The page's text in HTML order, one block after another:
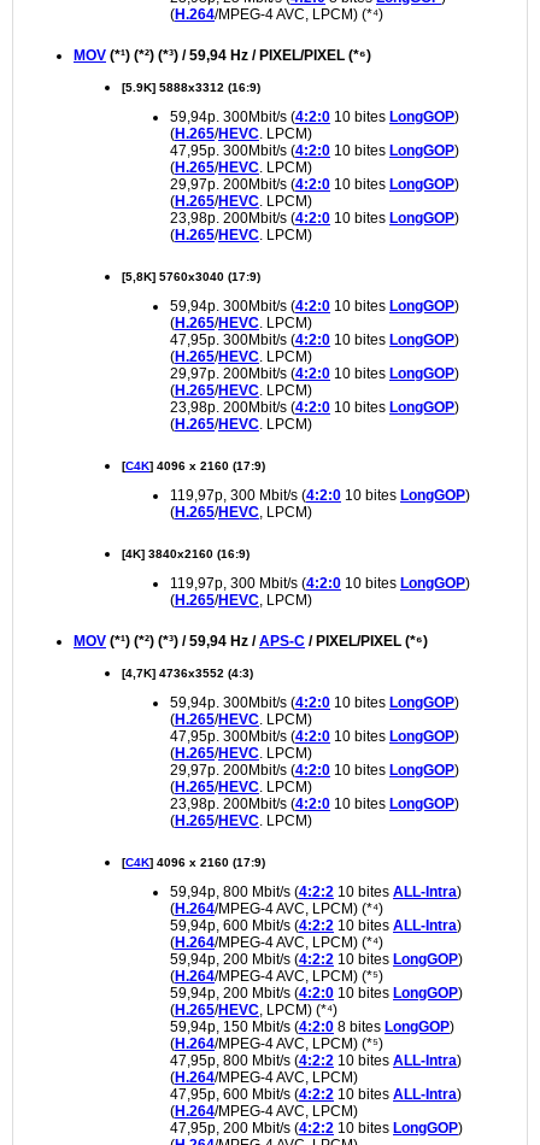
(H.264/MPEG-4 AVC, LPCM) (*⁴)
MOV (*¹) (*²) (*³) / 59,94 Hz / PIXEL/PIXEL (*⁶)
[5.9K] 5888x3312 (16:9)
59,94p. 300Mbit/s (4:2:0 10 bites LongGOP)
(H.265/HEVC . LPCM)
47,95p. 300Mbit/s (4:2:0 10 bites LongGOP)
(H.265/HEVC . LPCM)
29,97p. 200Mbit/s (4:2:0 10 bites LongGOP)
(H.265/HEVC . LPCM)
23,98p. 200Mbit/s (4:2:0 10 bites LongGOP)
(H.265/HEVC . LPCM)
[5,8K] 5760x3040 (17:9)
59,94p. 300Mbit/s (4:2:0 10 bites LongGOP)
(H.265/HEVC . LPCM)
47,95p. 300Mbit/s (4:2:0 10 bites LongGOP)
(H.265/HEVC . LPCM)
29,97p. 200Mbit/s (4:2:0 10 bites LongGOP)
(H.265/HEVC . LPCM)
23,98p. 200Mbit/s (4:2:0 10 bites LongGOP)
(H.265/HEVC . LPCM)
[C4K] 4096 x 2160 (17:9)
119,97p, 300 Mbit/s (4:2:0 10 bites LongGOP)
(H.265/HEVC , LPCM)
[4K] 3840x2160 (16:9)
119,97p, 300 Mbit/s (4:2:0 10 bites LongGOP)
(H.265/HEVC , LPCM)
MOV (*¹) (*²) (*³) / 59,94 Hz /APS-C / PIXEL/PIXEL (*⁶)
[4,7K] 4736x3552 (4:3)
59,94p. 300Mbit/s (4:2:0 10 bites LongGOP)
(H.265/HEVC . LPCM)
47,95p. 300Mbit/s (4:2:0 10 bites LongGOP)
(H.265/HEVC . LPCM)
29,97p. 200Mbit/s (4:2:0 10 bites LongGOP)
(H.265/HEVC . LPCM)
23,98p. 200Mbit/s (4:2:0 10 bites LongGOP)
(H.265/HEVC . LPCM)
[C4K] 4096 x 2160 (17:9)
59,94p, 800 Mbit/s (4:2:2 10 bites ALL-Intra)
(H.264/MPEG-4 AVC, LPCM) (*⁴)
59,94p, 600 Mbit/s (4:2:2 10 bites ALL-Intra)
(H.264/MPEG-4 AVC, LPCM) (*⁴)
59,94p, 200 Mbit/s (4:2:2 10 bites LongGOP)
(H.264/MPEG-4 AVC, LPCM) (*⁵)
59,94p, 200 Mbit/s (4:2:0 10 bites LongGOP)
(H.265/HEVC , LPCM) (*⁴)
59,94p, 150 Mbit/s (4:2:0 8 bites LongGOP)
(H.264/MPEG-4 AVC, LPCM) (*⁵)
47,95p, 800 Mbit/s (4:2:2 10 bites ALL-Intra)
(H.264/MPEG-4 AVC, LPCM)
47,95p, 600 Mbit/s (4:2:2 10 bites ALL-Intra)
(H.264/MPEG-4 AVC, LPCM)
47,95p, 200 Mbit/s (4:2:2 10 bites LongGOP)